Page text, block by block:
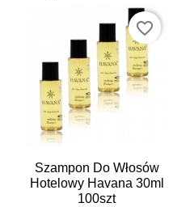
Szampon Do Włosów
Hotelowy Havana 30ml
100szt
favorite_border